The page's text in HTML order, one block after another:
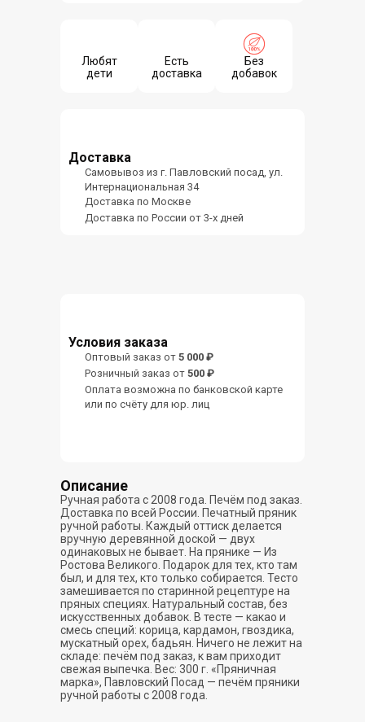
Любят
дети
Есть
доставка
Без
добавок
Описание
Ручная работа с 2008 года. Печём под заказ.
Доставка по всей России. Печатный пряник
ручной работы. Каждый оттиск делается
вручную деревянной доской — двух
одинаковых не бывает. На прянике — Из
Ростова Великого. Подарок для тех, кто там
был, и для тех, кто только собирается. Тесто
замешивается по старинной рецептуре на
пряных специях. Натуральный состав, без
искусственных добавок. В тесте — какао и
смесь специй: корица, кардамон, гвоздика,
мускатный орех, бадьян. Ничего не лежит на
складе: печём под заказ, к вам приходит
свежая выпечка. Вес: 300 г. «Пряничная
марка», Павловский Посад — печём пряники
ручной работы с 2008 года.
Доставка
Самовывоз из г. Павловский посад, ул.
Интернациональная 34
Доставка по Москве
Доставка по России от 3-х дней
Условия заказа
Оптовый заказ от 5 000 ₽
Розничный заказ от 500 ₽
Оплата возможна по банковской карте
или по счёту для юр. лиц